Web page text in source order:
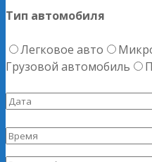
Тип автомобиля
Легковое авто
Грузовой автомобиль